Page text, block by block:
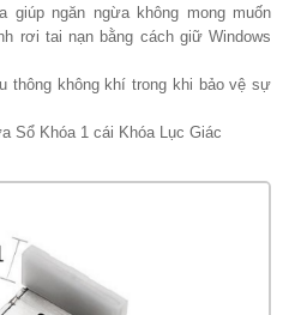
giúp ngăn ngừa không mong muốn
rơi tai nạn bằng cách giữ Windows
thông không khí trong khi bảo vệ sự
Sổ Khóa 1 cái Khóa Lục Giác